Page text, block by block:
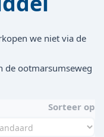
we niet via de
de ootmarsumseweg
Sorteer op